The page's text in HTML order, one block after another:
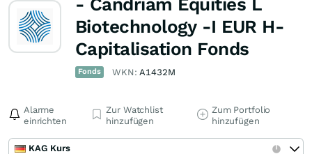
- Candriam Equities L
Biotechnology -I EUR H-
Capitalisation Fonds
Fonds WKN:A1432M
Alarme
einrichten
Zur Watchlist
hinzufügen
Zum Portfolio
hinzufügen
KAG Kurs